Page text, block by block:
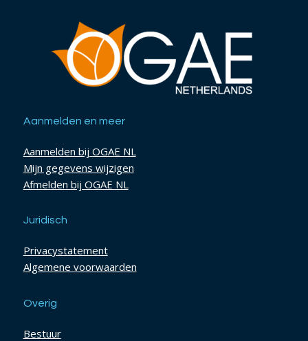
Aanmelden en meer
Aanmelden bij OGAE NL
Mijn gegevens wijzigen
Afmelden bij OGAE NL
Juridisch
Privacystatement
Algemene voorwaarden
Overig
Bestuur